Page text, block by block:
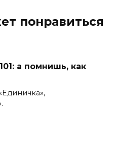
понравиться
а помнишь, как